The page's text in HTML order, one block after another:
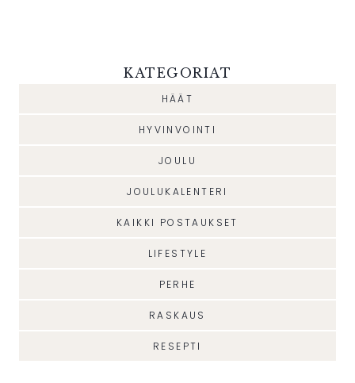
KATEGORIAT
HÄÄT
HYVINVOINTI
JOULU
JOULUKALENTERI
KAIKKI POSTAUKSET
LIFESTYLE
PERHE
RASKAUS
RESEPTI